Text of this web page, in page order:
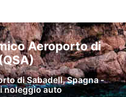
Aeroporto di
di Sabadell, Spagna -
noleggio auto